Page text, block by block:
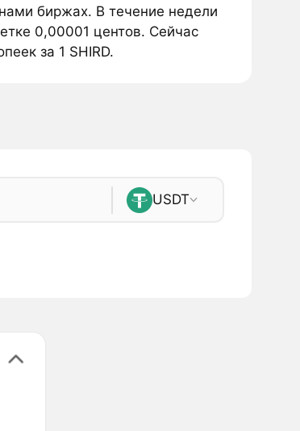
биржах. В течение недели
0,00001 центов. Сейчас
за 1 SHIRD.
USDT